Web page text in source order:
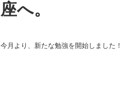
座へ。
今月より、新たな勉強を開始しました！